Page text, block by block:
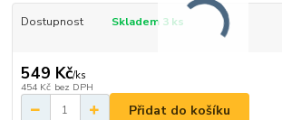
Dostupnost Skladem 3 ks
549 Kč/ks
454 Kč bez DPH
Přidat do košíku